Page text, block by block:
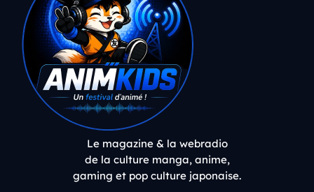
Le magazine & la webradio
de la culture manga, anime,
gaming et pop culture japonaise.